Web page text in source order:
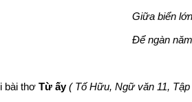
Giữa biển
Để ngàn
bài thơ Từ ấy ( Tố Hữu, Ngữ văn 11,